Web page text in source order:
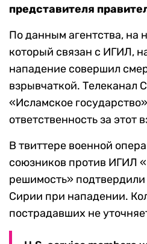
представителя
По данным агентства, на
который связан с ИГИЛ,
нападение совершил
взрывчаткой. Телеканал
«Исламское
ответственность за этот
В твиттере военной
союзников против ИГИЛ
решимость» подтвердили
Сирии при нападении.
пострадавших не